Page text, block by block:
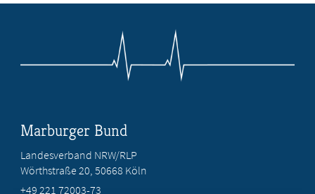
Marburger Bund
Landesverband NRW/RLP
Wörthstraße 20, 50668 Köln
+49 221 72003-73